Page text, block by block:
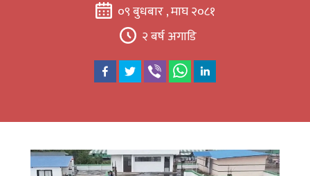
०९ बुधबार , माघ २०८१
२ बर्ष अगाडि